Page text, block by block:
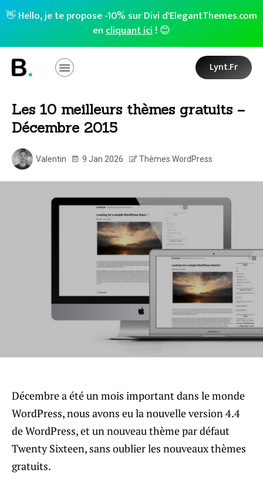
👋 Hello, je te propose -10% sur Divi d'ElegantThemes.com
encliquant ici! 😊
Lynt.fr
Les 10 meilleurs thèmes gratuits –
Décembre 2015
Valentin 9 Jan 2026 Thèmes WordPress
Décembre a été un mois important dans le monde
WordPress, nous avons eu la nouvelle version 4.4
de WordPress, et un nouveau thème par défaut
Twenty Sixteen, sans oublier les nouveaux thèmes
gratuits.